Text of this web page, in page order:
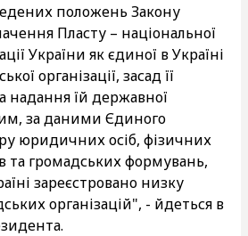
положень Закону
Пласту – національної
України як єдиної в Україні
організації, засад її
надання їй державної
за даними Єдиного
юридичних осіб, фізичних
та громадських формувань,
зареєстровано низку
організацій", - йдеться в